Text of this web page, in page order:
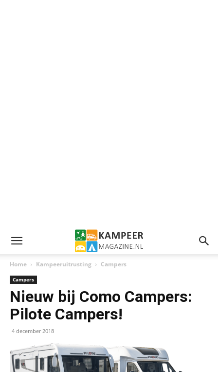
Home Kampeeruitrusting Campers
Campers
Nieuw bij Como Campers:
Pilote Campers!
4 december 2018